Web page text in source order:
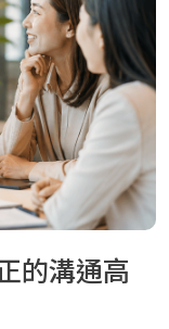
的溝通高